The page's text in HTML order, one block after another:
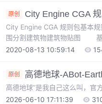
原创 City Engine CGA
City Engine CGA 规则包基本
围分割建筑物建筑物贴图 基
定义属性extrude(height)、
2020-08-13 10:59:14
原创 高德地球-ABot-
高德地球”是我自己这么叫，官
2026-06-10 17:11:39